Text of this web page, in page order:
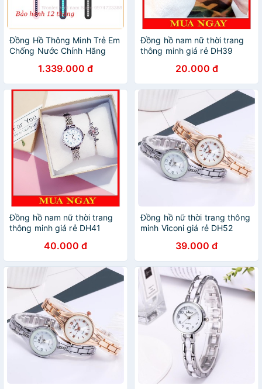
Đồng Hồ Thông Minh Trẻ Em
Chống Nước Chính Hãng
Có Gắn SIM Nghe Gọi, Định
Vị, Cảm Ứng Giá Rẻ
1.339.000 đ
Đồng hồ nam nữ thời trang
thông minh giá rẻ DH39
20.000 đ
Đồng hồ nam nữ thời trang
thông minh giá rẻ DH41
40.000 đ
Đồng hồ nữ thời trang thông
minh Viconi giá rẻ DH52
39.000 đ